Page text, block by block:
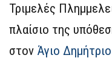
Τριμελές
πλαίσιο της
στον Άγιο Δημήτριο